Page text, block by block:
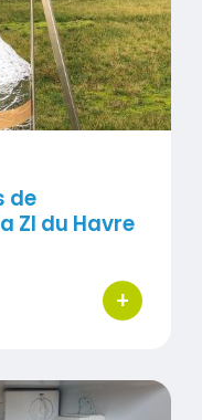
de
ZI du Havre
+
bouton
Havre et de Port-